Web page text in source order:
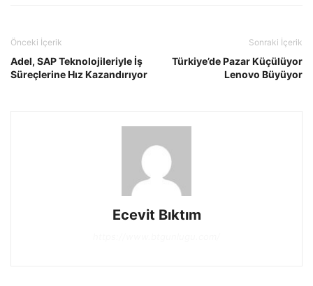
Önceki İçerik
Adel, SAP Teknolojileriyle İş
Süreçlerine Hız Kazandırıyor
Sonraki İçerik
Türkiye’de Pazar Küçülüyor
Lenovo Büyüyor
Ecevit Bıktım